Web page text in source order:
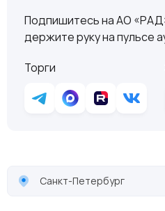
Подпишитесь на АО
держите руку на пульсе
Торги
Санкт-Петербург